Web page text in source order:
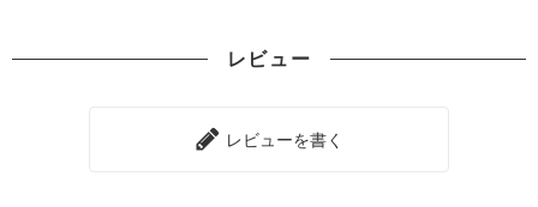
レビュー
レビューを書く